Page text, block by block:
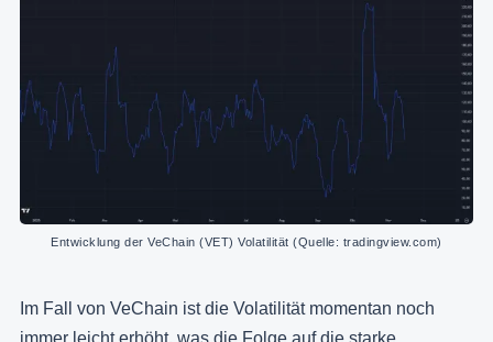
Entwicklung der VeChain (VET) Volatilität (Quelle: tradingview.com)
Im Fall von VeChain ist die Volatilität momentan noch